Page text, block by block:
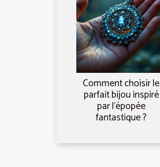
Comment choisir le
parfait bijou inspiré
par l'épopée
fantastique ?